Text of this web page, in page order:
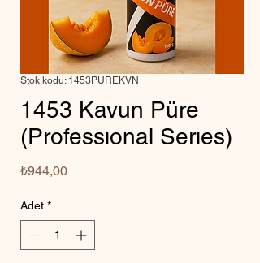
Stok kodu: 1453PÜREKVN
1453 Kavun Püre
(Professıonal Serıes)
₺944,00Fiyat
Adet *